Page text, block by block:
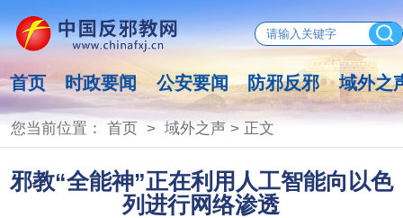
首页 时政要闻 公安要闻 防邪反邪 域外之
您当前位置： 首页> 域外之声> 正文
邪教“全能神”正在利用人工智能向以色
列进行网络渗透